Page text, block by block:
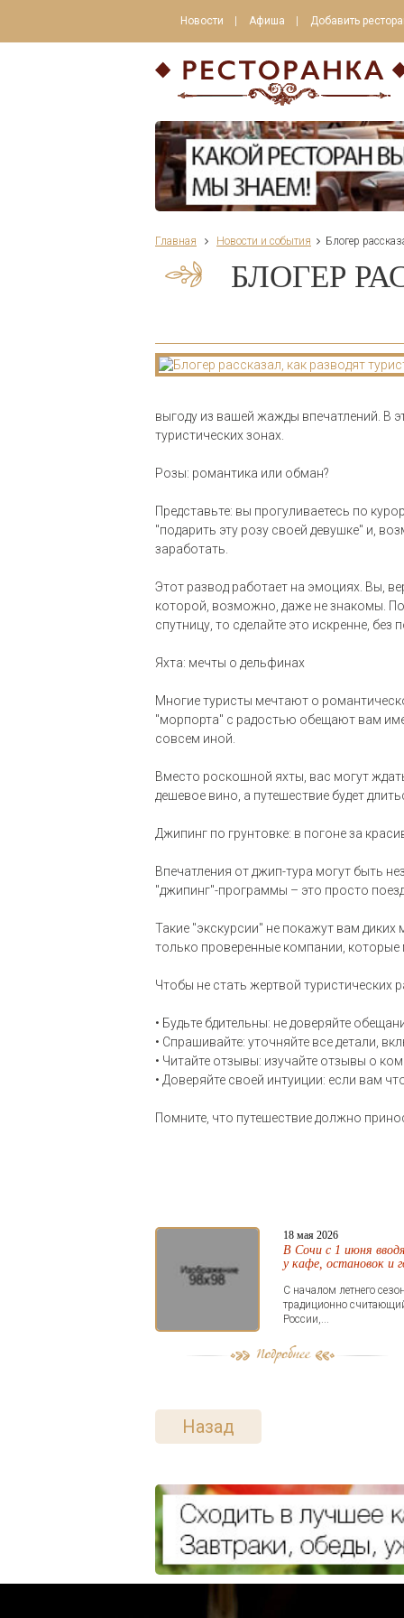
Новости Афиша Добавить
Главная Новости и события Блогер
БЛОГЕР
выгоду из вашей жажды впечатлений. В
туристических зонах.
Розы: романтика или обман?
Представьте: вы прогуливаетесь по
"подарить эту розу своей девушке" и,
заработать.
Этот развод работает на эмоциях. Вы,
которой, возможно, даже не знакомы.
спутницу, то сделайте это искренне, без
Яхта: мечты о дельфинах
Многие туристы мечтают о
"морпорта" с радостью обещают вам
совсем иной.
Вместо роскошной яхты, вас могут
дешевое вино, а путешествие будет
Джипинг по грунтовке: в погоне за
Впечатления от джип-тура могут быть
"джипинг"-программы – это просто
Такие "экскурсии" не покажут вам
только проверенные компании,
Чтобы не стать жертвой туристических
• Будьте бдительны: не доверяйте
• Спрашивайте: уточняйте все детали,
• Читайте отзывы: изучайте отзывы о
• Доверяйте своей интуиции: если вам
Помните, что путешествие должно
18 мая 2026
В Сочи с 1 июня
у кафе, остановок и
С началом летнего
традиционно
России,...
Назад